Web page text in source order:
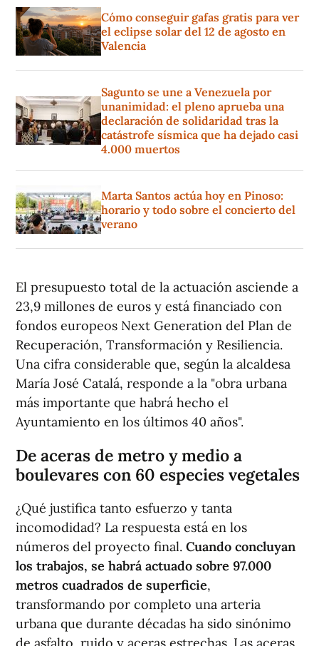
Cómo conseguir gafas gratis para ver
el eclipse solar del 12 de agosto en
Valencia
Sagunto se une a Venezuela por
unanimidad: el pleno aprueba una
declaración de solidaridad tras la
catástrofe sísmica que ha dejado casi
4.000 muertos
Marta Santos actúa hoy en Pinoso:
horario y todo sobre el concierto del
verano
El presupuesto total de la actuación asciende a
23,9 millones de euros y está financiado con
fondos europeos Next Generation del Plan de
Recuperación, Transformación y Resiliencia.
Una cifra considerable que, según la alcaldesa
María José Catalá, responde a la "obra urbana
más importante que habrá hecho el
Ayuntamiento en los últimos 40 años".
De aceras de metro y medio a
boulevares con 60 especies vegetales
¿Qué justifica tanto esfuerzo y tanta
incomodidad? La respuesta está en los
números del proyecto final. Cuando concluyan
los trabajos, se habrá actuado sobre 97.000
metros cuadrados de superficie,
transformando por completo una arteria
urbana que durante décadas ha sido sinónimo